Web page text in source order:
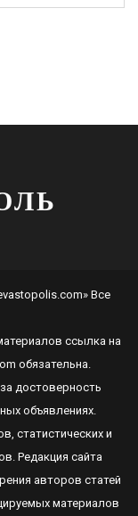
Все
ссылка на
обязательна.
достоверность
объявлениях.
статистических и
Редакция сайта
авторов статей
материалов